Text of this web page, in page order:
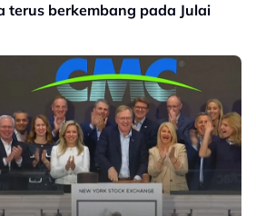
terus berkembang pada Julai